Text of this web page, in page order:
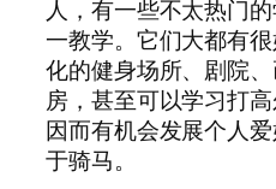
人，有一些不太热门
一教学。它们大都有
化的健身场所、剧院
房，甚至可以学习打
因而有机会发展个人
于骑马。